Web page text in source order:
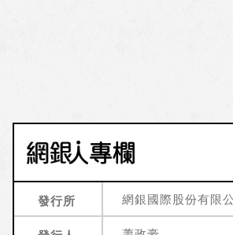
立常態職代系統，而不是當成頭痛
看待。 他們重視老師的專業能力發展，持續培育老
師們的教學能力，促進團隊合作、
發全台第一個幼兒園專用數位評
長、教師、學校的長期困擾，將三
解放出來。學校以教育部課綱為核
的主要因素，永續關注的不只是環
相互影響的。為此，我們與「中華
教育推廣協會」合作，一方面，在
群 老師的分享之下，引導同仁走入
的重要實踐場域，可謂全面落實與
關鍵力量。期待可以看見更多的政
廳，也都能夠符合並加入綠色餐飲
華民國台灣全體國人共同參與促進
際飲食農業永續大國的共同力量。
貞昌院長與農委會陳吉仲主委偕同
發行所 網銀國際股份有限